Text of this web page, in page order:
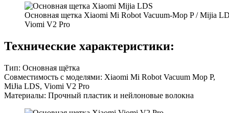
Основная щетка Xiaomi Mi Robot Vacuum-Mop P / Mijia
Viomi V2 Pro
Технические характеристики:
Тип: Основная щётка
Совместимость с моделями: Xiaomi Mi Robot Vacuum Mop P,
MiJia LDS, Viomi V2 Pro
Материалы: Прочный пластик и нейлоновые волокна